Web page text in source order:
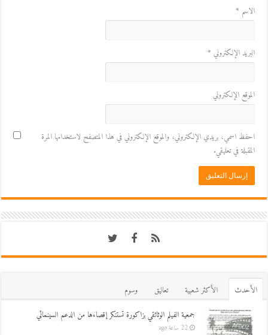
الاسم *
البريد الإلكتروني *
الموقع الإلكتروني
احفظ اسمي، بريدي الإلكتروني، والموقع الإلكتروني في هذا المتصفح لاستخدامها المرة
المقبلة في تعليقي.
اﻷحدث اﻷكثر شعبية تعاليق
وسوم
جمعية الفيلم الوثائقي بزاكورة تستنكر إقصاءها من الدعم السينمائي
22 ساعة ago